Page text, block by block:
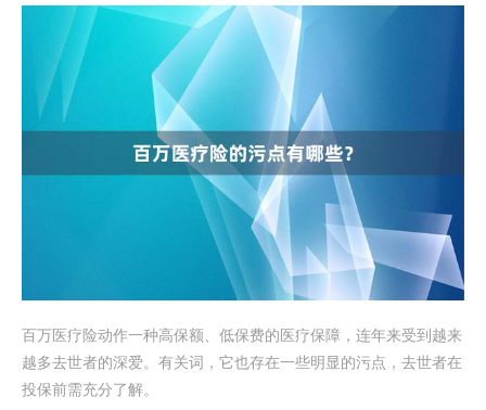
百万医疗险动作一种高保额、低保费的医疗保障，连年来受到越来
越多去世者的深爱。有关词，它也存在一些明显的污点，去世者在
投保前需充分了解。